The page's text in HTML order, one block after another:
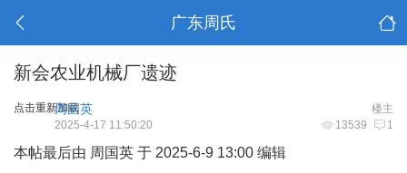
广东周氏
新会农业机械厂遗迹
点击重新加载 楼主
周国英
13539 1
2025-4-17 11:50:20
本帖最后由 周国英 于 2025-6-9 13:00 编辑